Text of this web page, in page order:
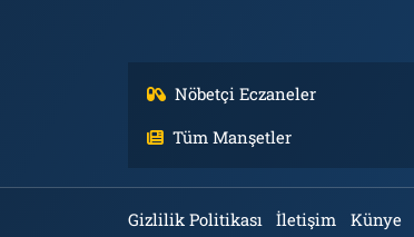
Nöbetçi Eczaneler
Tüm Manşetler
Gizlilik Politikası İletişim Künye